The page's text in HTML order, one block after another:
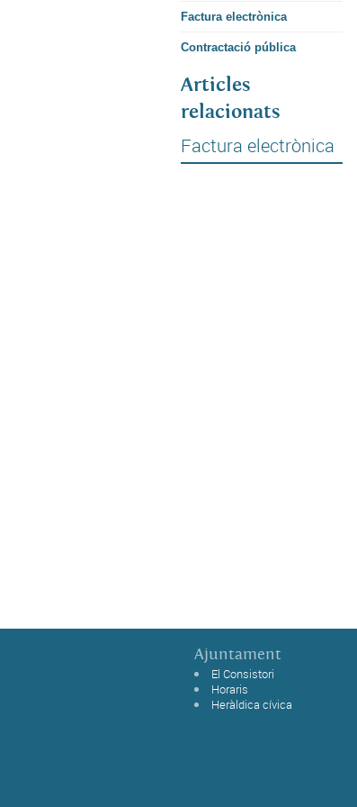
Factura electrònica
Contractació pública
Articles
relacionats
Factura electrònica
Ajuntament
El Consistori
Horaris
Heràldica cívica